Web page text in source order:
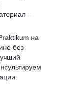
–
на
без